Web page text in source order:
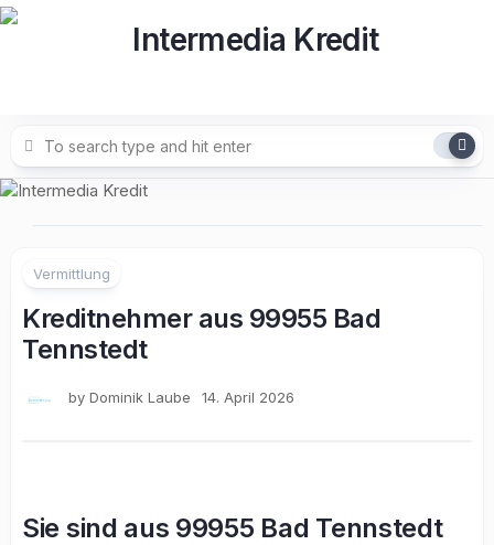
Skip
Vermittlung
Kreditnehmer aus 99955 Bad
Tennstedt
by Dominik Laube 14. April 2026
Sie sind aus 99955 Bad Tennstedt